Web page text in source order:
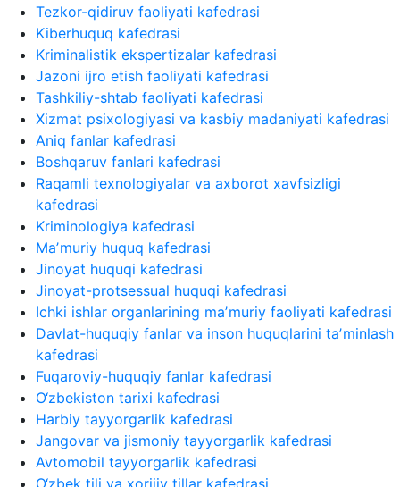
Tezkor-qidiruv faoliyati kafedrasi
Kiberhuquq kafedrasi
Kriminalistik ekspertizalar kafedrasi
Jazoni ijro etish faoliyati kafedrasi
Tashkiliy-shtab faoliyati kafedrasi
Xizmat psixologiyasi va kasbiy madaniyati kafedrasi
Aniq fanlar kafedrasi
Boshqaruv fanlari kafedrasi
Raqamli texnologiyalar va axborot xavfsizligi
kafedrasi
Kriminologiya kafedrasi
Maʼmuriy huquq kafedrasi
Jinoyat huquqi kafedrasi
Jinoyat-protsessual huquqi kafedrasi
Ichki ishlar organlarining maʼmuriy faoliyati kafedrasi
Davlat-huquqiy fanlar va inson huquqlarini taʼminlash
kafedrasi
Fuqaroviy-huquqiy fanlar kafedrasi
O‘zbekiston tarixi kafedrasi
Harbiy tayyorgarlik kafedrasi
Jangovar va jismoniy tayyorgarlik kafedrasi
Avtomobil tayyorgarlik kafedrasi
O‘zbek tili va xorijiy tillar kafedrasi